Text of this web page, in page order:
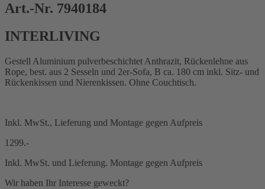
Art.-Nr. 7940184
INTERLIVING
Gestell Aluminium pulverbeschichtet Anthrazit, Rückenlehne aus
Rope, best. aus 2 Sesseln und 2er-Sofa, B ca. 180 cm inkl. Sitz- und
Rückenkissen und Nierenkissen. Ohne Couchtisch.
Inkl. MwSt., Lieferung und Montage gegen Aufpreis
1299.-
Inkl. MwSt. und Lieferung. Montage gegen Aufpreis
Wir haben Ihr Interesse geweckt?